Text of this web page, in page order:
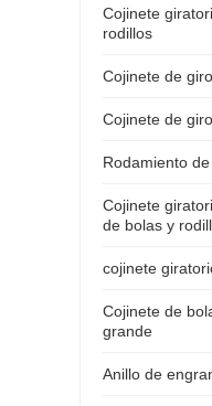
Cojinete
rodillos
Cojinete de
Cojinete de
Rodamiento
Cojinete
de bolas y
cojinete
Cojinete de
grande
Anillo de